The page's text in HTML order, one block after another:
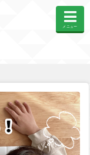
メニュー